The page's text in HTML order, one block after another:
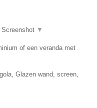
Screenshot ▼
of een veranda met
Glazen wand, screen,